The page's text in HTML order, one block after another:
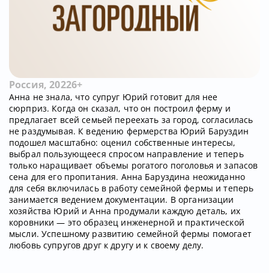
Россия, 20226+
Анна не знала, что супруг Юрий готовит для нее
сюрприз. Когда он сказал, что он построил ферму и
предлагает всей семьей переехать за город, согласилась
не раздумывая. К ведению фермерства Юрий Баруздин
подошел масштабно: оценил собственные интересы,
выбрал пользующееся спросом направление и теперь
только наращивает объемы рогатого поголовья и запасов
сена для его пропитания. Анна Баруздина неожиданно
для себя включилась в работу семейной фермы и теперь
занимается ведением документации. В организации
хозяйства Юрий и Анна продумали каждую деталь, их
коровники — это образец инженерной и практической
мысли. Успешному развитию семейной фермы помогает
любовь супругов друг к другу и к своему делу.